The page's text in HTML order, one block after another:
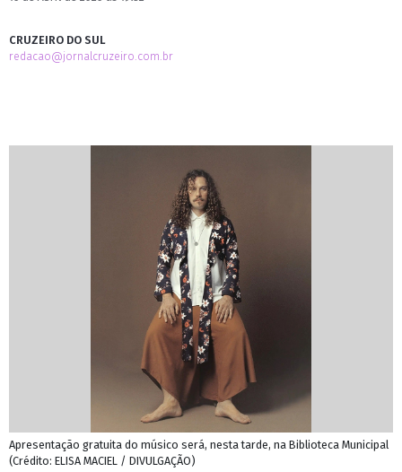
CRUZEIRO DO SUL
redacao@jornalcruzeiro.com.br
Apresentação gratuita do músico será, nesta tarde, na Biblioteca Municipal
(Crédito: ELISA MACIEL / DIVULGAÇÃO)